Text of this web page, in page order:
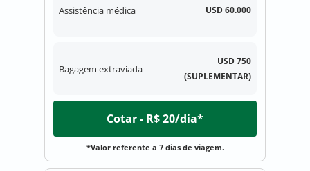
Assistência médica USD 60.000
Bagagem extraviada
USD 750
(SUPLEMENTAR)
Cotar - R$ 20/dia*
*Valor referente a 7 dias de viagem.